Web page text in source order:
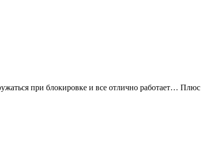
при блокировке и все отлично работает… Плюс